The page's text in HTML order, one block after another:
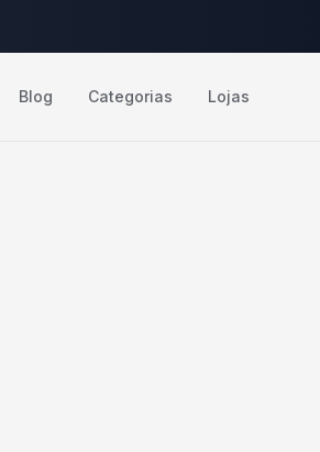
Blog Categorias Lojas